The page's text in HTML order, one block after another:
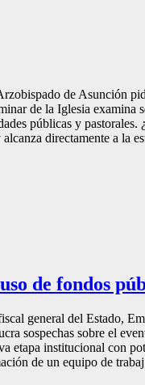
de Asunción
de la Iglesia examina
públicas y pastorales.
directamente a la
de fondos
general del Estado,
sospechas sobre el
etapa institucional con
de un equipo de